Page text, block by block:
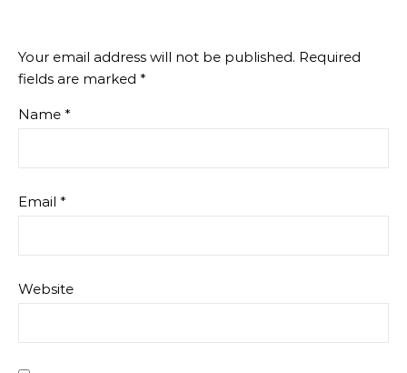
Your email address will not be published. Required
fields are marked *
Name *
Email *
Website